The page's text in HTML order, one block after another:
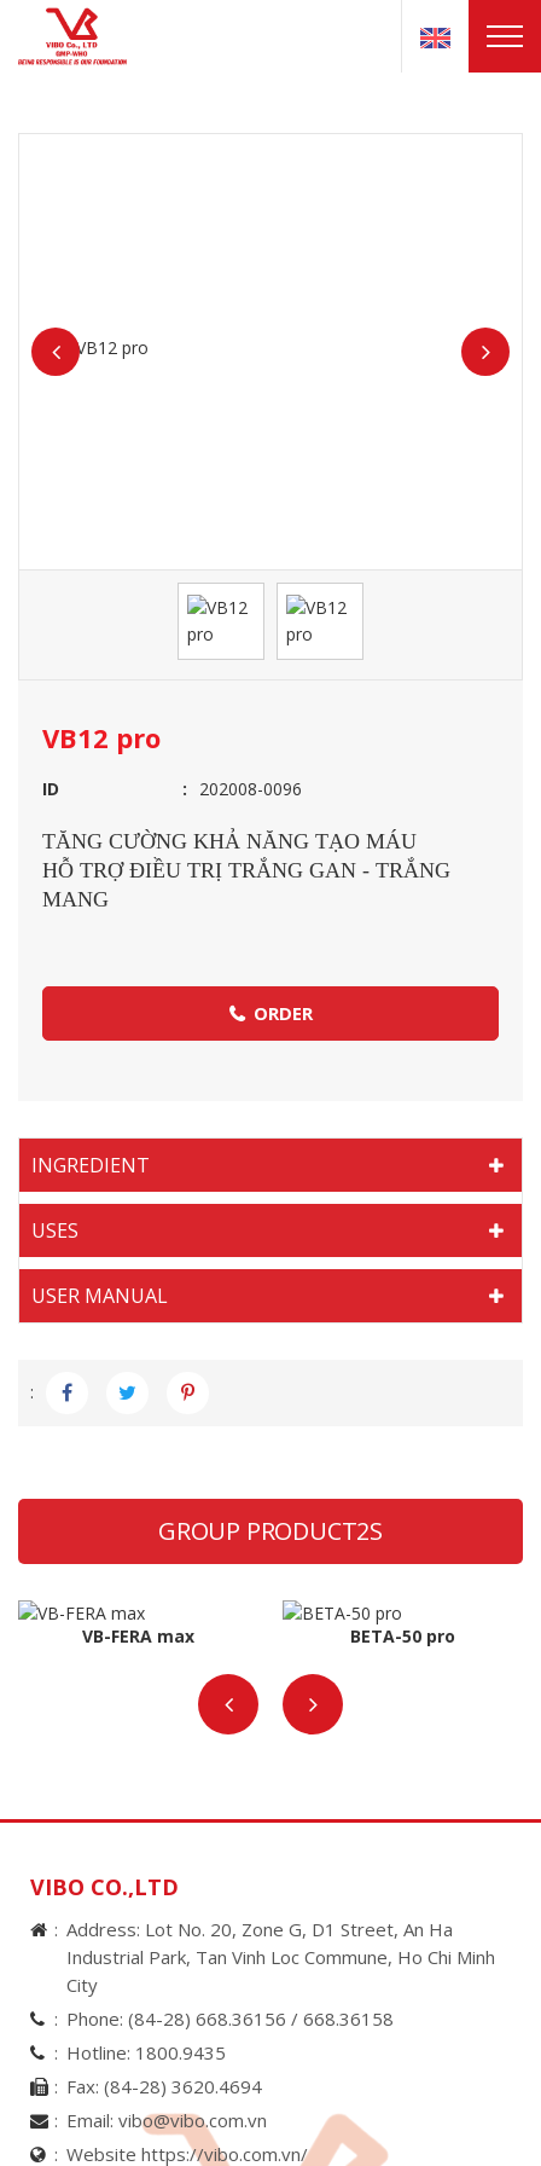
VB12 pro
ID 202008-0096
TĂNG CƯỜNG KHẢ NĂNG TẠO MÁU
HỖ TRỢ ĐIỀU TRỊ TRẮNG GAN - TRẮNG
MANG
ORDER
INGREDIENT
USES
USER MANUAL
:
GROUP PRODUCT2S
VB-FERA max BETA-50 pro
VIBO CO.,LTD
Address: Lot No. 20, Zone G, D1 Street, An Ha
Industrial Park, Tan Vinh Loc Commune, Ho Chi Minh
City
Phone: (84-28) 668.36156 / 668.36158
Hotline: 1800.9435
Fax: (84-28) 3620.4694
Email: vibo@vibo.com.vn
Website https://vibo.com.vn/